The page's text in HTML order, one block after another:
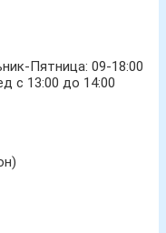
Пятница: 09-18:00
с 13:00 до 14:00